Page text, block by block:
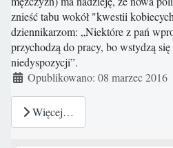
znieść tabu wokół "kwestii
dziennikarzom: „Niektóre z pań
przychodzą do pracy, bo wstydzą
niedyspozycji”.
Szczegóły
Opublikowano: 08 marzec 2016
Więcej…